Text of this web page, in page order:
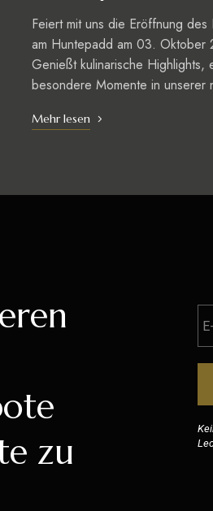
Feiert mit uns die Eröffnung
am Huntepadd am 03. Oktober
Genießt kulinarische Highlights,
besondere Momente in unserer
Mehr lesen
zu